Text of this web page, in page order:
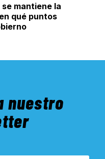
mantiene la
qué puntos
nuestro